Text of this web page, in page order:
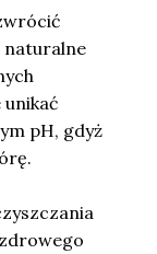
naturalne
pH, gdyż